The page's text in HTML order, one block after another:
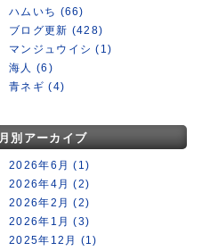
ハムいち (66)
ブログ更新 (428)
マンジュウイシ (1)
海人 (6)
青ネギ (4)
月別アーカイブ
2026年6月 (1)
2026年4月 (2)
2026年2月 (2)
2026年1月 (3)
2025年12月 (1)